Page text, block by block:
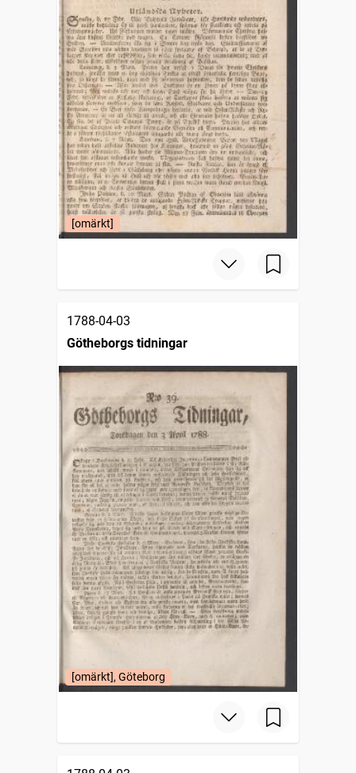
[omärkt]
1788-04-03
Götheborgs tidningar
[omärkt], Göteborg